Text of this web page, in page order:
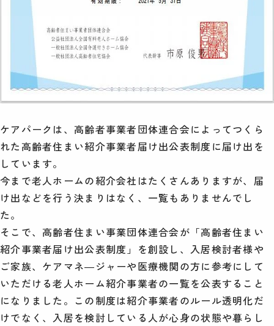
ケアパークは、高齢者事業者団体連合会によってつくら
れた高齢者住まい紹介事業者届け出公表制度に届け出を
しています。
今まで老人ホームの紹介会社はたくさんありますが、届
け出などを行う決まりはなく、一覧もありませんでし
た。
そこで、高齢者住まい事業団体連合会が「高齢者住まい
紹介事業者届け出公表制度」を創設し、入居検討者様や
ご家族、ケアマネ―ジャーや医療機関の方に参考にして
いただける老人ホーム紹介事業者の一覧を公表すること
になりました。この制度は紹介事業者のルール透明化だ
けでなく、入居を検討している人が心身の状態や暮らし